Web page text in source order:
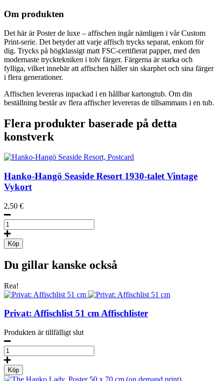
Om produkten
Det här är Poster de luxe – affischen ingår nämligen i vår Custom
Print-serie. Det betyder att varje affisch trycks separat, enkom för
dig. Trycks på högklassigt matt FSC-certifierat papper, med den
modernaste trycktekniken i tolv färger. Färgerna är starka och
fylliga, vilket innebär att affischen håller sin skarphet och sina färger
i flera generationer.
Affischen levereras inpackad i en hållbar kartongtub. Om din
beställning består av flera affischer levereras de tillsammans i en tub.
Flera produkter baserade på detta
konstverk
Hanko-Hangö Seaside Resort 1930-talet Vintage
Vykort
2,50 €
Hanko-
Hangö
Seaside
Resort,
mängd
Köp
Du gillar kanske också
Rea!
Privat: Affischlist 51 cmAffischlister
Produkten är tillfälligt slut
Affischlist
51
cm
mängd
Köp